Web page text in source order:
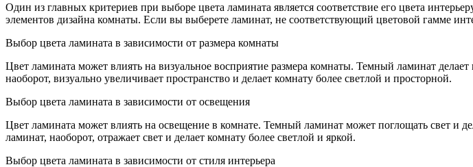
Один из главных критериев при выборе цвета ламината является соответствие его цвета
элементов дизайна комнаты. Если вы выберете ламинат, не соответствующий цветовой гамме
Выбор цвета ламината в зависимости от размера комнаты
Цвет ламината может влиять на визуальное восприятие размера комнаты. Темный ламинат
наоборот, визуально увеличивает пространство и делает комнату более светлой и просторной.
Выбор цвета ламината в зависимости от освещения
Цвет ламината может влиять на освещение в комнате. Темный ламинат может поглощать свет и
ламинат, наоборот, отражает свет и делает комнату более светлой и яркой.
Выбор цвета ламината в зависимости от стиля интерьера